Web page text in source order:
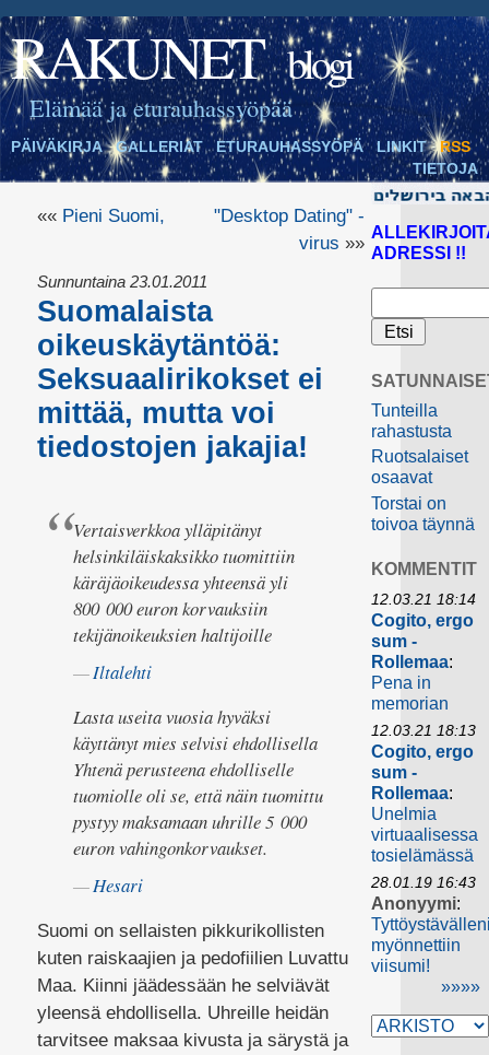
RAKUNET blogi
Elämää ja eturauhassyöpää
PÄIVÄKIRJA GALLERIAT ETURAUHASSYÖPÄ LINKIT
RSS
TIETOJA
«« Pieni Suomi,
"Desktop Dating" -
virus »»
Sunnuntaina 23.01.2011
Suomalaista
oikeuskäytäntöä:
Seksuaalirikokset ei
mittää, mutta voi
tiedostojen jakajia!
Vertaisverkkoa ylläpitänyt
helsinkiläiskaksikko tuomittiin
käräjäoikeudessa yhteensä yli
800 000 euron korvauksiin
tekijänoikeuksien haltijoille
Iltalehti
Lasta useita vuosia hyväksi
käyttänyt mies selvisi ehdollisella
Yhtenä perusteena ehdolliselle
tuomiolle oli se, että näin tuomittu
pystyy maksamaan uhrille 5 000
euron vahingonkorvaukset.
Hesari
Suomi on sellaisten pikkurikollisten
kuten raiskaajien ja pedofiilien Luvattu
Maa. Kiinni jäädessään he selviävät
yleensä ehdollisella. Uhreille heidän
tarvitsee maksaa kivusta ja särystä ja
ADRESSI !!
Tunteilla
rahastusta
Ruotsalaiset
osaavat
Torstai on
toivoa täynnä
KOMMENTIT
12.03.21 18:14
Cogito, ergo
sum -
Rollemaa:
Pena in
memorian
12.03.21 18:13
Cogito, ergo
sum -
Rollemaa:
Unelmia
virtuaalisessa
tosielämässä
28.01.19 16:43
Anonyymi:
myönnettiin
viisumi!
»»»»